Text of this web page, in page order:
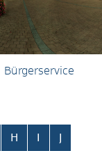
Bürgerservice
H